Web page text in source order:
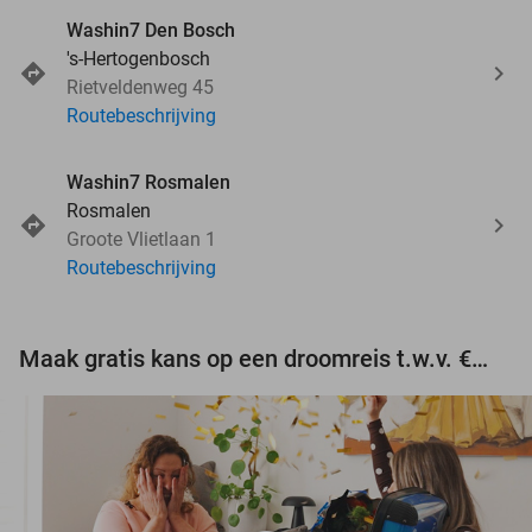
Washin7 Den Bosch
's-Hertogenbosch
Rietveldenweg 45
Routebeschrijving
Washin7 Rosmalen
Rosmalen
Groote Vlietlaan 1
Routebeschrijving
Maak gratis kans op een droomreis t.w.v. €3.000!